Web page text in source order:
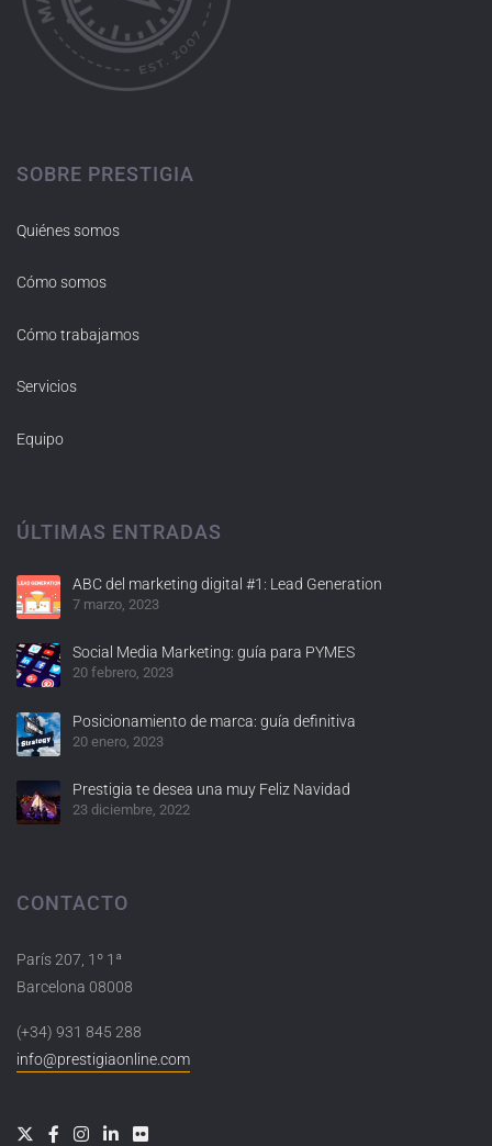
SOBRE PRESTIGIA
Quiénes somos
Cómo somos
Cómo trabajamos
Servicios
Equipo
ÚLTIMAS ENTRADAS
ABC del marketing digital #1: Lead Generation
7 marzo, 2023
Social Media Marketing: guía para PYMES
20 febrero, 2023
Posicionamiento de marca: guía definitiva
20 enero, 2023
Prestigia te desea una muy Feliz Navidad
23 diciembre, 2022
CONTACTO
París 207, 1º 1ª
Barcelona 08008
(+34) 931 845 288
info@prestigiaonline.com